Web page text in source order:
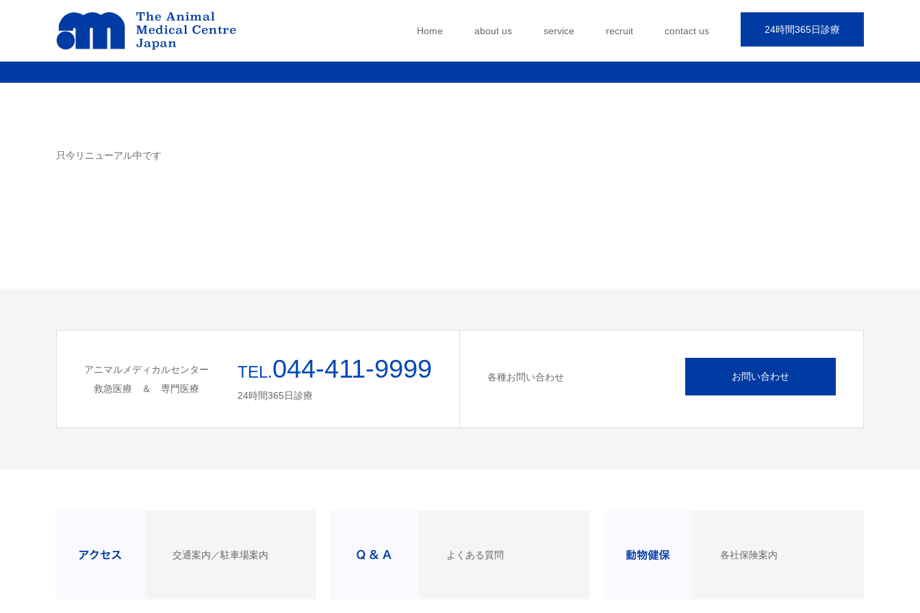
24時間365日診療
Home about us service recruit contact us
只今リニューアル中です
アニマルメディカルセンター
救急医療 ＆ 専門医療
TEL.044-411-9999
24時間365日診療
各種お問い合わせ お問い合わせ
交通案内／駐車場案内 よくある質問 各社保険案内